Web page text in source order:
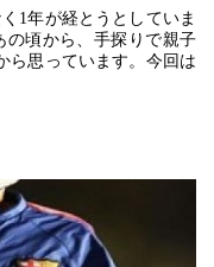
1年が経とうとしていま
の頃から、手探りで親子
ら思っています。今回は